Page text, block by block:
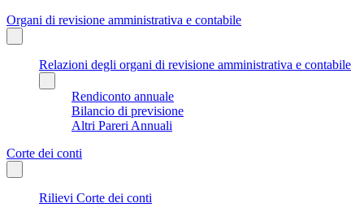
Organi di revisione amministrativa e contabile
Relazioni degli organi di revisione amministrativa e contabile
Rendiconto annuale
Bilancio di previsione
Altri Pareri Annuali
Corte dei conti
Rilievi Corte dei conti